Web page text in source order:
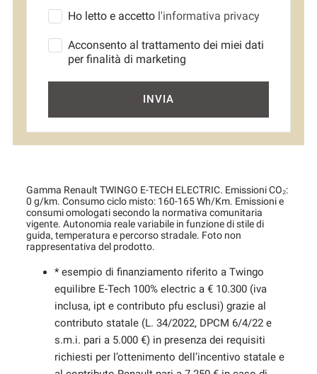
Ho letto e accetto l'informativa privacy
Acconsento al trattamento dei miei dati
per finalità di marketing
INVIA
Gamma Renault TWINGO E-TECH ELECTRIC. Emissioni CO₂:
0 g/km. Consumo ciclo misto: 160-165 Wh/Km. Emissioni e
consumi omologati secondo la normativa comunitaria
vigente. Autonomia reale variabile in funzione di stile di
guida, temperatura e percorso stradale. Foto non
rappresentativa del prodotto.
* esempio di finanziamento riferito a Twingo
equilibre E-Tech 100% electric a € 10.300 (iva
inclusa, ipt e contributo pfu esclusi) grazie al
contributo statale (L. 34/2022, DPCM 6/4/22 e
s.m.i. pari a 5.000 €) in presenza dei requisiti
richiesti per l’ottenimento dell’incentivo statale e